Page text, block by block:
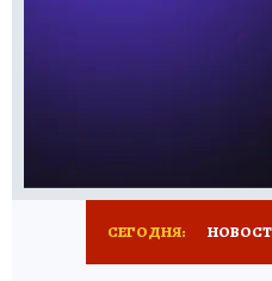
СЕГОДНЯ: